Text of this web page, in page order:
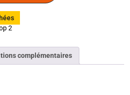
2
complémentaires